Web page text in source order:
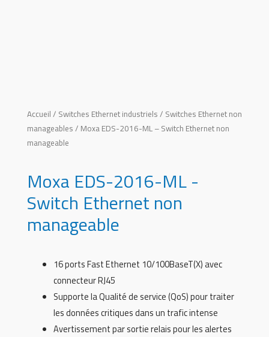
Accueil / Switches Ethernet industriels / Switches Ethernet non
manageables / Moxa EDS-2016-ML – Switch Ethernet non
manageable
Moxa EDS-2016-ML -
Switch Ethernet non
manageable
16 ports Fast Ethernet 10/100BaseT(X) avec
connecteur RJ45
Supporte la Qualité de service (QoS) pour traiter
les données critiques dans un trafic intense
Avertissement par sortie relais pour les alertes